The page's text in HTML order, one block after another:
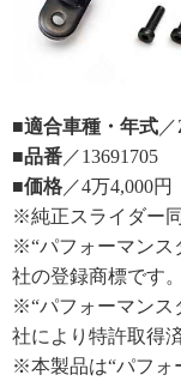
■適合車種・年式
■品番 ／13691705
■価格 ／4万4,000円
※純正スライダー
※“パフォーマンス
社の登録商標です。
※“パフォーマンス
社により特許取得
※本製品は“パフォ